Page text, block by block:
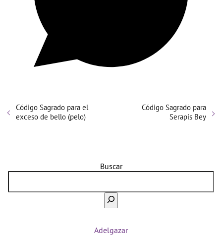
Código Sagrado para el
exceso de bello (pelo)
Código Sagrado para
Serapis Bey
Buscar
Adelgazar